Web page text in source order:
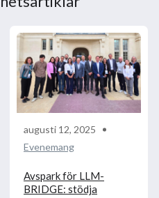
augusti 12, 2025
Evenemang
Avspark för LLM-
BRIDGE: stödja